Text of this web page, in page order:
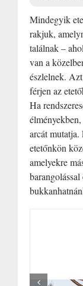
Mindegyik
rakjuk,
találnak –
van a
észlelnek.
férjen az
Ha
arcát
etetőnkön
amelyekre